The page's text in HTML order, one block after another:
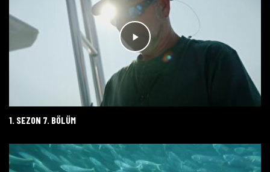
1. SEZON 7. BÖLÜM